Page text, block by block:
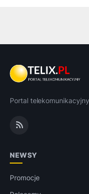
Portal
NEWSY
Promocje